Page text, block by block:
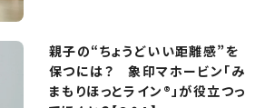
親子の“ちょうどいい距離感”を
保つには？ 象印マホービン「み
まもりほっとライン®」が役立つっ